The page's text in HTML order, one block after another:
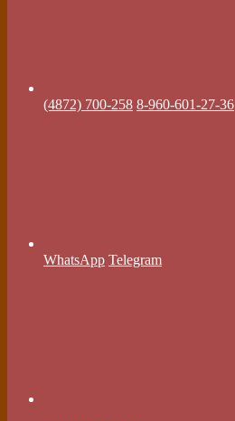
(4872) 700-258 8-960-601-27-36
WhatsApp Telegram